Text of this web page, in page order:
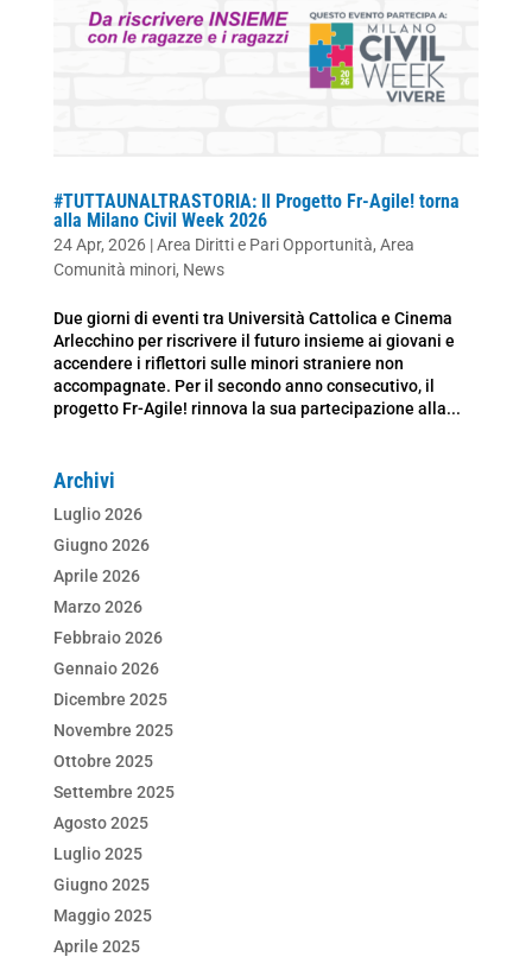
#TUTTAUNALTRASTORIA: Il Progetto Fr-Agile! torna
alla Milano Civil Week 2026
24 Apr, 2026|Area Diritti e Pari Opportunità, Area
Comunità minori, News
Due giorni di eventi tra Università Cattolica e Cinema
Arlecchino per riscrivere il futuro insieme ai giovani e
accendere i riflettori sulle minori straniere non
accompagnate. Per il secondo anno consecutivo, il
progetto Fr-Agile! rinnova la sua partecipazione alla...
Archivi
Luglio 2026
Giugno 2026
Aprile 2026
Marzo 2026
Febbraio 2026
Gennaio 2026
Dicembre 2025
Novembre 2025
Ottobre 2025
Settembre 2025
Agosto 2025
Luglio 2025
Giugno 2025
Maggio 2025
Aprile 2025